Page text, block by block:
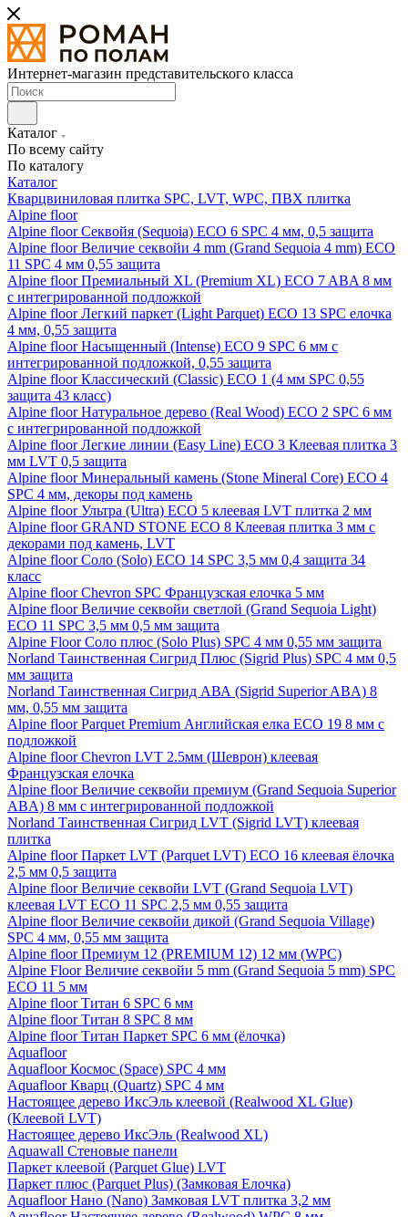
Интернет-магазин представительского класса
Каталог
По всему сайту
По каталогу
Каталог
Кварцвиниловая плитка SPC, LVT, WPC, ПВХ плитка
Alpine floor
Alpine floor Секвойя (Sequoia) ECO 6 SPC 4 мм, 0,5 защита
Alpine floor Величие секвойи 4 mm (Grand Sequoia 4 mm) ECO
11 SPC 4 мм 0,55 защита
Alpine floor Премиальный XL (Premium XL) ECO 7 ABA 8 мм
с интегрированной подложкой
Alpine floor Легкий паркет (Light Parquet) ECO 13 SPC елочка
4 мм, 0,55 защита
Alpine floor Насыщенный (Intense) ECO 9 SPC 6 мм с
интегрированной подложкой, 0,55 защита
Alpine floor Классический (Classic) ECO 1 (4 мм SPC 0,55
защита 43 класс)
Alpine floor Натуральное дерево (Real Wood) ECO 2 SPC 6 мм
с интегрированной подложкой
Alpine floor Легкие линии (Easy Line) ECO 3 Клеевая плитка 3
мм LVT 0,5 защита
Alpine floor Минеральный камень (Stone Mineral Core) ECO 4
SPC 4 мм, декоры под камень
Alpine floor Ультра (Ultra) ECO 5 клеевая LVT плитка 2 мм
Alpine floor GRAND STONE ECO 8 Клеевая плитка 3 мм с
декорами под камень, LVT
Alpine floor Соло (Solo) ECO 14 SPC 3,5 мм 0,4 защита 34
класс
Alpine floor Chevron SPC Французская елочка 5 мм
Alpine floor Величие секвойи светлой (Grand Sequoia Light)
ECO 11 SPC 3,5 мм 0,5 мм защита
Alpine Floor Соло плюс (Solo Plus) SPC 4 мм 0,55 мм защита
Norland Таинственная Сигрид Плюс (Sigrid Plus) SPC 4 мм 0,5
мм защита
Norland Таинственная Сигрид АВА (Sigrid Superior ABA) 8
мм, 0,55 мм защита
Alpine floor Parquet Premium Английская елка ECO 19 8 мм с
подложкой
Alpine floor Chevron LVT 2.5мм (Шеврон) клеевая
Французская елочка
Alpine floor Величие секвойи премиум (Grand Sequoia Superior
ABA) 8 мм с интегрированной подложкой
Norland Таинственная Сигрид LVT (Sigrid LVT) клеевая
плитка
Alpine floor Паркет LVT (Parquet LVT) ECO 16 клеевая ёлочка
2,5 мм 0,5 защита
Alpine floor Величие секвойи LVT (Grand Sequoia LVT)
клеевая LVT ECO 11 SPC 2,5 мм 0,55 защита
Alpine floor Величие секвойи дикой (Grand Sequoia Village)
SPC 4 мм, 0,55 мм защита
Alpine floor Премиум 12 (PREMIUM 12) 12 мм (WPC)
Alpine Floor Величие секвойи 5 mm (Grand Sequoia 5 mm) SPC
ECO 11 5 мм
Alpine floor Титан 6 SPC 6 мм
Alpine floor Титан 8 SPC 8 мм
Alpine floor Титан Паркет SPC 6 мм (ёлочка)
Aquafloor
Aquafloor Космос (Space) SPC 4 мм
Aquafloor Кварц (Quartz) SPC 4 мм
Настоящее дерево ИксЭль клеевой (Realwood XL Glue)
(Клеевой LVT)
Настоящее дерево ИксЭль (Realwood XL)
Aquawall Стеновые панели
Паркет клеевой (Parquet Glue) LVT
Паркет плюс (Parquet Plus) (Замковая Елочка)
Aquafloor Нано (Nano) Замковая LVT плитка 3,2 мм